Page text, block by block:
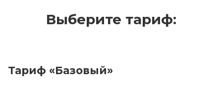
Выберите тариф:
Тариф «Базовый»